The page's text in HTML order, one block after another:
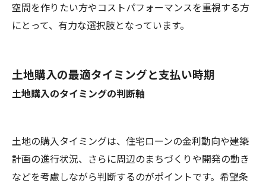
空間を作りたい方やコストパフォーマンスを重視する方
にとって、有力な選択肢となっています。
土地購入の最適タイミングと支払い時期
土地購入のタイミングの判断軸
土地の購入タイミングは、住宅ローンの金利動向や建築
計画の進行状況、さらに周辺のまちづくりや開発の動き
などを考慮しながら判断するのがポイントです。希望条